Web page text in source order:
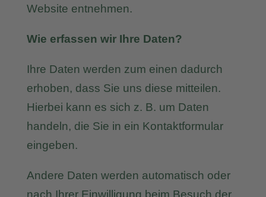
Website entnehmen.
Wie erfassen wir Ihre Daten?
Ihre Daten werden zum einen dadurch
erhoben, dass Sie uns diese mitteilen.
Hierbei kann es sich z. B. um Daten
handeln, die Sie in ein Kontaktformular
eingeben.
Andere Daten werden automatisch oder
nach Ihrer Einwilligung beim Besuch der